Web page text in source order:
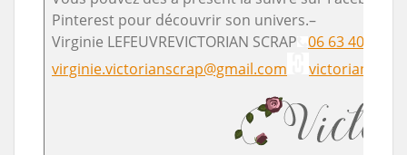
Pinterest pour découvrir son univers.–
Virginie LEFEUVREVICTORIAN SCRAP 06 63 40 61 27
virginie.victorianscrap@gmail.com
victorian-